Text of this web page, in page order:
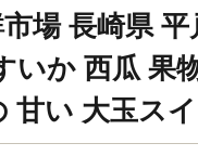
場 長崎県 平
いか 西瓜 果
甘い 大玉ス